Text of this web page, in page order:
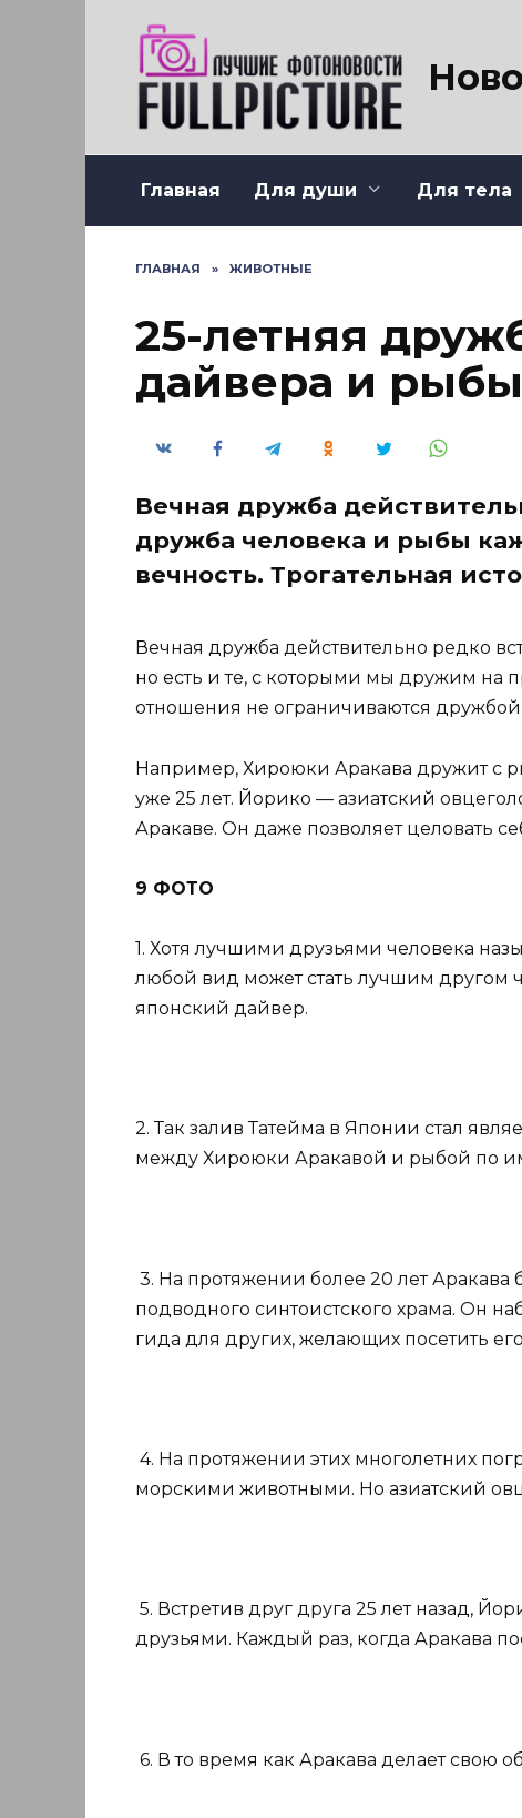
Главная Для души Для тела
ГЛАВНАЯ » ЖИВОТНЫЕ
25-летняя
дайвера и рыбы
Вечная дружба
дружба человека и рыбы
вечность. Трогательная
Вечная дружба действительно редко
но есть и те, с которыми мы дружим на
отношения не ограничиваются дружбой
Например, Хироюки Аракава дружит с
уже 25 лет. Йорико — азиатский
Аракаве. Он даже позволяет целовать
9 ФОТО
1. Хотя лучшими друзьями человека
любой вид может стать лучшим другом
японский дайвер.
2. Так залив Татейма в Японии стал
между Хироюки Аракавой и рыбой по
3. На протяжении более 20 лет Аракава
подводного синтоистского храма. Он
гида для других, желающих посетить
4. На протяжении этих многолетних
морскими животными. Но азиатский
5. Встретив друг друга 25 лет назад,
друзьями. Каждый раз, когда Аракава
6. В то время как Аракава делает свою